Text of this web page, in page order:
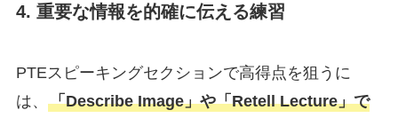
4. 重要な情報を的確に伝える練習
PTEスピーキングセクションで高得点を狙うに
は、 「Describe Image」や「Retell Lecture」で